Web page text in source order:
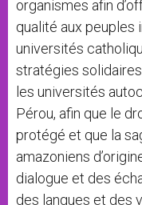
organismes afin
qualité aux peuples
universités
stratégies
les universités
Pérou, afin que le
protégé et que la
amazoniens
dialogue et des
des langues et des